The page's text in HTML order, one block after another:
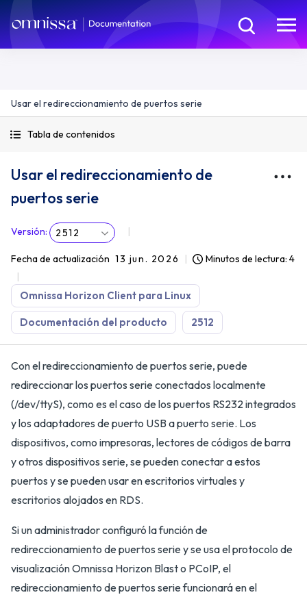
Usar el redireccionamiento de puertos serie
Tabla de contenidos
Usar el redireccionamiento de
puertos serie
Versión: 2512
Fecha de actualización 13 jun. 2026 Minutos de lectura: 4
Omnissa Horizon Client para Linux
Documentación del producto 2512
Con el redireccionamiento de puertos serie, puede
redireccionar los puertos serie conectados localmente
(/dev/ttyS), como es el caso de los puertos RS232 integrados
y los adaptadores de puerto USB a puerto serie. Los
dispositivos, como impresoras, lectores de códigos de barra
y otros dispositivos serie, se pueden conectar a estos
puertos y se pueden usar en escritorios virtuales y
escritorios alojados en RDS.
Si un administrador configuró la función de
redireccionamiento de puertos serie y se usa el protocolo de
visualización Omnissa Horizon Blast o PCoIP, el
redireccionamiento de puertos serie funcionará en el